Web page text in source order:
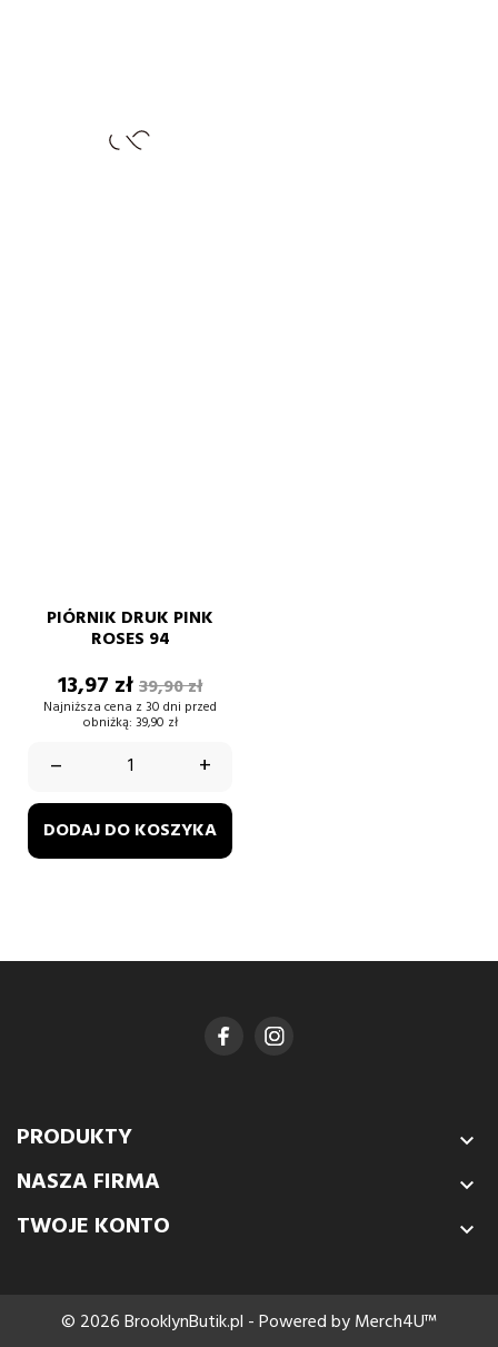
PIÓRNIK DRUK PINK
ROSES 94
Cena
13,97 złCena
podstawowa
39,90 zł
Najniższa cena z 30 dni przed
obniżką: 39,90 zł
– +
DODAJ DO KOSZYKA
PRODUKTY 
NASZA FIRMA 
TWOJE KONTO 
© 2026 BrooklynButik.pl - Powered by Merch4U™